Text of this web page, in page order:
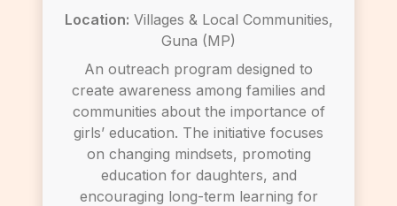
Location: Villages & Local Communities,
Guna (MP)
An outreach program designed to
create awareness among families and
communities about the importance of
girls’ education. The initiative focuses
on changing mindsets, promoting
education for daughters, and
encouraging long-term learning for